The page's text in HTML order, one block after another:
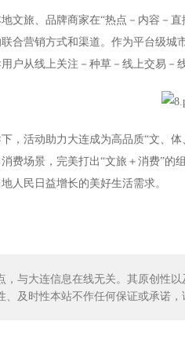
文旅、品牌商家在“热点－内容－
合营销方式和渠道。作为平台级
户从线上关注－种草－线上交易－
，活动助力大连成为高品质“文、
费场景，完美打出“文旅＋消费”
人民日益增长的美好生活需求。
，与大连信息在线无关。其原创性
、及时性本站不作任何保证或承诺